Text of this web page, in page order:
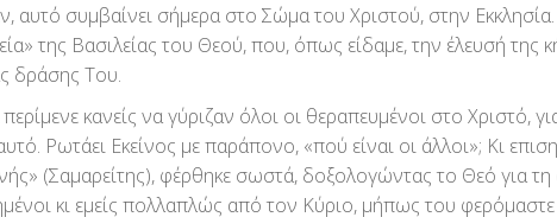
αυτό συμβαίνει σήμερα στο Σώμα του Χριστού, στην
της Βασιλείας του Θεού, που, όπως είδαμε, την έλευσή της
δράσης Του.
κανείς να γύριζαν όλοι οι θεραπευμένοι στο Χριστό,
Ρωτάει Εκείνος με παράπονο, «πού είναι οι άλλοι»; Κι
(Σαμαρείτης), φέρθηκε σωστά, δοξολογώντας το Θεό για
κι εμείς πολλαπλώς από τον Κύριο, μήπως του